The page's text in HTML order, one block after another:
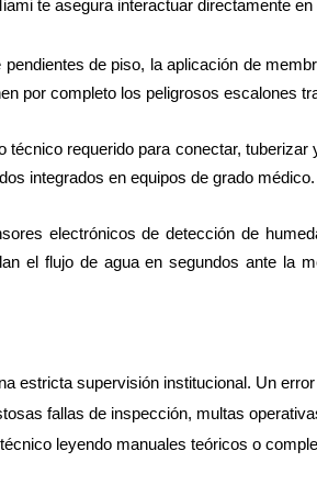
te asegura interactuar directamente
pendientes de piso, la aplicación de
por completo los peligrosos escalones
técnico requerido para conectar,
integrados en equipos de grado médico.
electrónicos de detección de
el flujo de agua en segundos ante la
estricta supervisión institucional. Un
fallas de inspección, multas
leyendo manuales teóricos o